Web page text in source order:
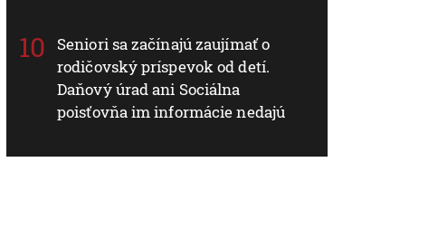
Seniori sa začínajú zaujímať o
rodičovský príspevok od detí.
Daňový úrad ani Sociálna
poisťovňa im informácie nedajú